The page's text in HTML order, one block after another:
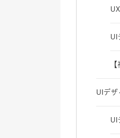
UI
UIデザ
UI